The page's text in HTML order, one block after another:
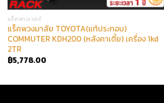
แร็คพาวเวอร์
แร็คพวงมาลัย TOYOTA(แท้ประกอบ)
COMMUTER KDH200 (หลังคาเตี้ย) เครื่อง 1kd
2TR
฿5,778.00